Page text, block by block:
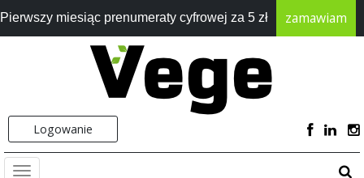
Pierwszy miesiąc prenumeraty cyfrowej za 5 zł zamawiam
Logowanie